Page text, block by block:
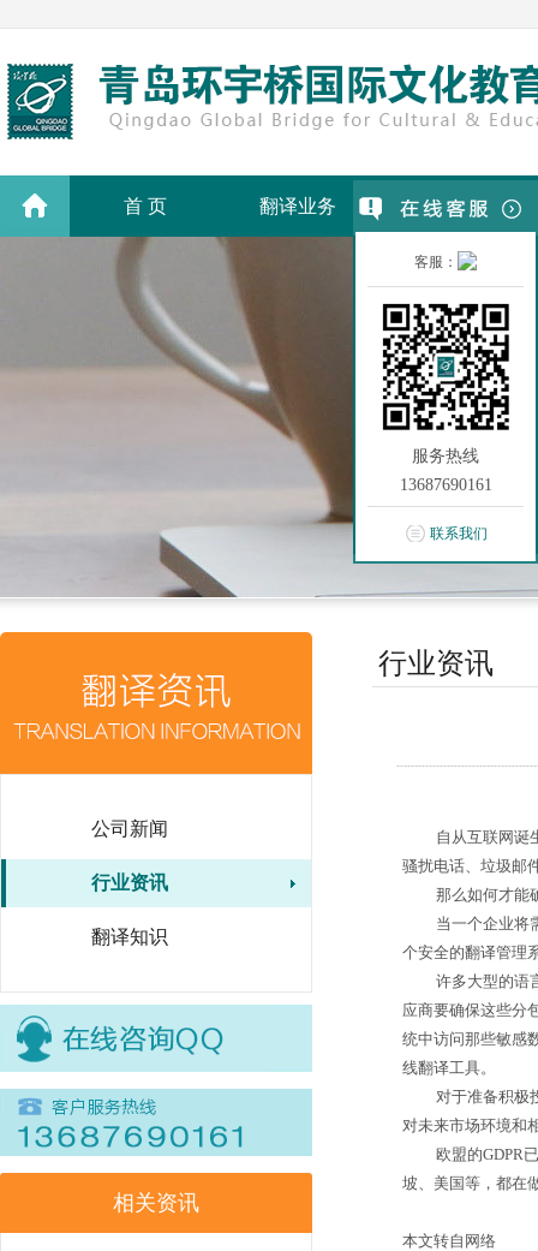
客服：
服务热线
13687690161
联系我们
首 页 翻译业务 翻译价格
公司新闻
行业资讯
翻译知识
相关资讯
行业资讯
自从互联网诞
骚扰电话、垃圾邮
那么如何才能
当一个企业将
个安全的翻译管理
许多大型的语
应商要确保这些分
统中访问那些敏感
线翻译工具。
对于准备积极
对未来市场环境和
欧盟的GDPR
坡、美国等，都在
本文转自网络